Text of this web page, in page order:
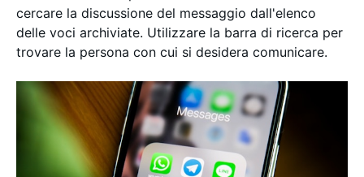
cercare la discussione del messaggio dall'elenco
delle voci archiviate. Utilizzare la barra di ricerca per
trovare la persona con cui si desidera comunicare.